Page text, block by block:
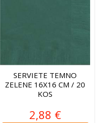
SERVIETE TEMNO
ZELENE 16X16 CM / 20
KOS
2,88 €